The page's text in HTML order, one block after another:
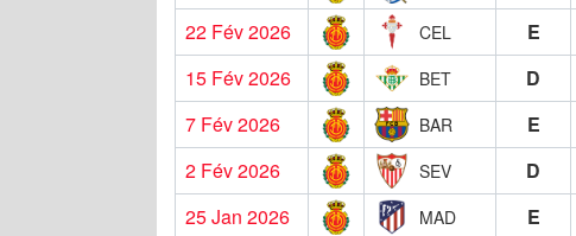
22 Fév 2026
CEL E
15 Fév 2026
BET D
7 Fév 2026
BAR E
2 Fév 2026
SEV D
25 Jan 2026
MAD E